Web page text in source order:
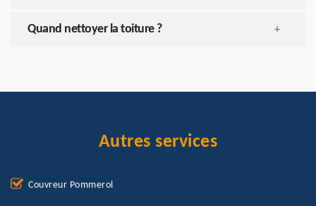
Quand nettoyer la toiture ? +
Autres services
Couvreur Pommerol